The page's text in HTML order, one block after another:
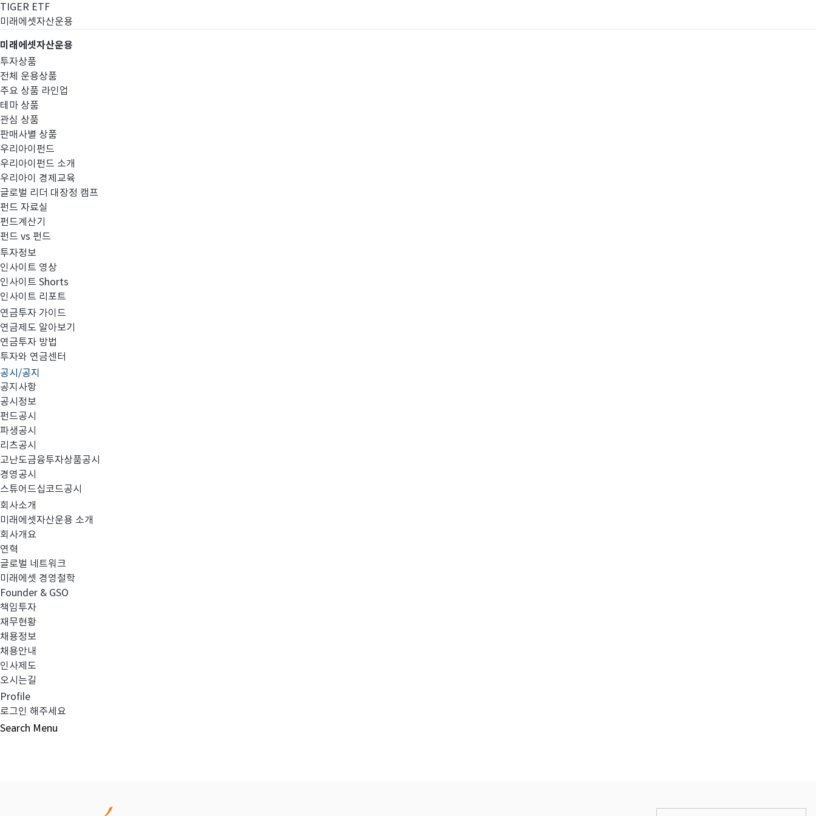
TIGER ETF
미래에셋자산운용
미래에셋자산운용
투자상품
전체 운용상품
주요 상품 라인업
테마 상품
관심 상품
판매사별 상품
우리아이펀드
우리아이펀드 소개
우리아이 경제교육
글로벌 리더 대장정 캠프
펀드 자료실
펀드계산기
펀드 vs 펀드
투자정보
인사이트 영상
인사이트 Shorts
인사이트 리포트
연금투자 가이드
연금제도 알아보기
연금투자 방법
투자와 연금센터
공시/공지
공지사항
공시정보
펀드공시
파생공시
리츠공시
고난도금융투자상품공시
경영공시
스튜어드십코드공시
회사소개
미래에셋자산운용 소개
회사개요
연혁
글로벌 네트워크
미래에셋 경영철학
Founder & GSO
책임투자
재무현황
채용정보
채용안내
인사제도
오시는길
Profile
로그인 해주세요
Search Menu
경영공시
2017년 3분기검토보고서(별도)_정정
2017년 3분기 검토보고서(별도) 정정
미래에셋자산운용 FY2017_3Q_별도_정정180504_Final.pdf
이전글
다음글
목록보기